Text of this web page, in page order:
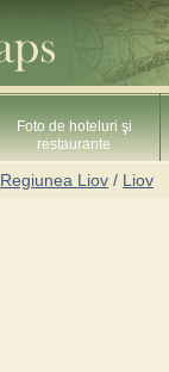
Foto de hoteluri şi
restaurante
Regiunea Liov / Liov